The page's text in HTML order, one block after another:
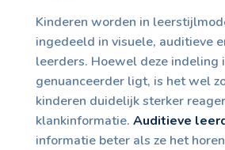
Kinderen worden in
ingedeeld in visuele, auditieve
leerders. Hoewel deze indeling
genuanceerder ligt, is het wel
kinderen duidelijk sterker
klankinformatie. Auditieve
informatie beter als ze het